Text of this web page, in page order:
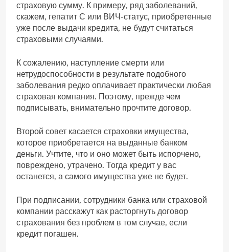
страховую сумму. К примеру, ряд заболеваний,
скажем, гепатит С или ВИЧ-статус, приобретенные
уже после выдачи кредита, не будут считаться
страховыми случаями.
К сожалению, наступление смерти или
нетрудоспособности в результате подобного
заболевания редко оплачивает практически любая
страховая компания. Поэтому, прежде чем
подписывать, внимательно прочтите договор.
Второй совет касается страховки имущества,
которое приобретается на выданные банком
деньги. Учтите, что и оно может быть испорчено,
повреждено, утрачено. Тогда кредит у вас
останется, а самого имущества уже не будет.
При подписании, сотрудники банка или страховой
компании расскажут как расторгнуть договор
страхования без проблем в том случае, если
кредит погашен.